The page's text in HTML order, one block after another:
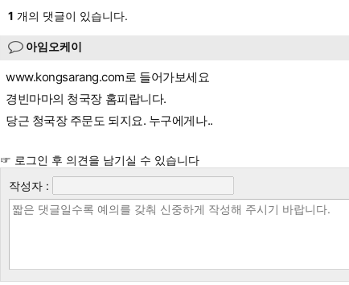
1 개의 댓글이 있습니다.
아임오케이
www.kongsarang.com로 들어가보세요
경빈마마의 청국장 홈피랍니다.
당근 청국장 주문도 되지요. 누구에게나..
☞ 로그인 후 의견을 남기실 수 있습니다
작성자 :